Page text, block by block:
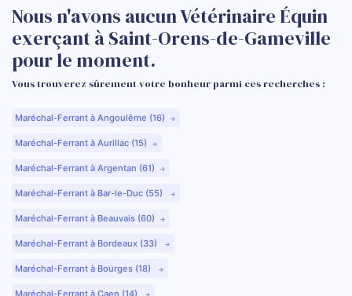
Nous n'avons aucun Vétérinaire Équin
exerçant à Saint-Orens-de-Gameville
pour le moment.
Vous trouverez sûrement votre bonheur parmi ces recherches :
Maréchal-Ferrant à Angoulême (16)
Maréchal-Ferrant à Aurillac (15)
Maréchal-Ferrant à Argentan (61)
Maréchal-Ferrant à Bar-le-Duc (55)
Maréchal-Ferrant à Beauvais (60)
Maréchal-Ferrant à Bordeaux (33)
Maréchal-Ferrant à Bourges (18)
Maréchal-Ferrant à Caen (14)